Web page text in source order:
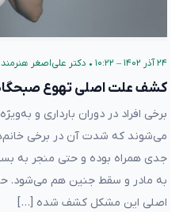
۲۴ آذر ۱۴۰۲ – ۱۰:۲۲ • دکتر علی‌اصغر هنرمند
کشف علت اصلی تهوع
برخی افراد در دوران بارداری و
می‌شوند که شدت آن در برخی
جدی همراه بوده و حتی منجر به
به مادر و سقط جنین هم می‌شود.
اصلی این مشکل کشف شده […]